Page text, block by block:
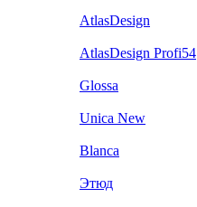
AtlasDesign
AtlasDesign Profi54
Glossa
Unica New
Blanca
Этюд